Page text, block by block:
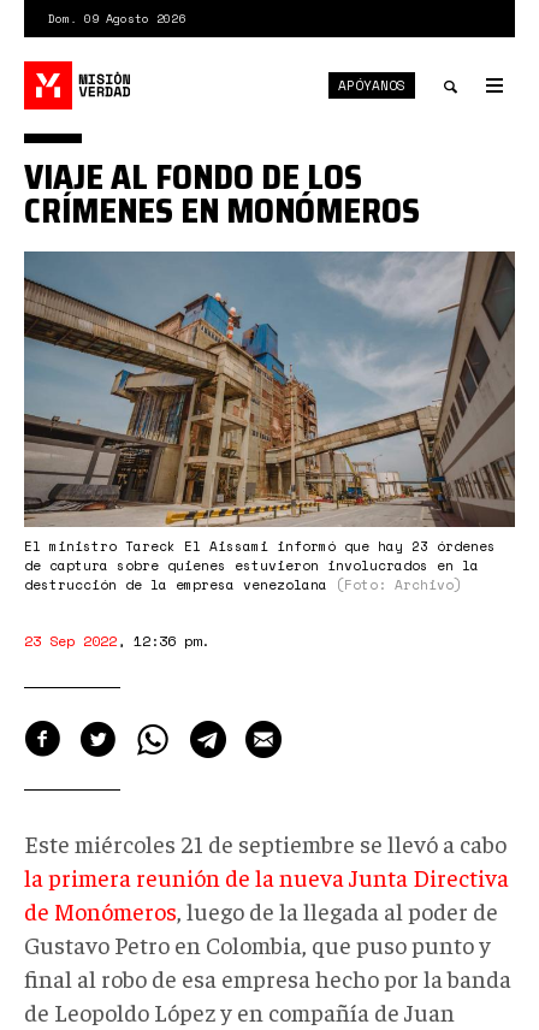
contenido
principal
Dom. 09 Agosto 2026
APÓYANOS
monómeros
crim.jpg
El ministro Tareck El Aissami informó que hay 23 órdenes
de captura sobre quienes estuvieron involucrados en la
destrucción de la empresa venezolana
(Foto: Archivo)
VIAJE AL FONDO DE LOS
CRÍMENES EN MONÓMEROS
23 Sep 2022, 12:36 pm.
Este miércoles 21 de septiembre se llevó a cabo
la primera reunión de la nueva Junta Directiva
de Monómeros , luego de la llegada al poder de
Gustavo Petro en Colombia, que puso punto y
final al robo de esa empresa hecho por la banda
de Leopoldo López y en compañía de Juan